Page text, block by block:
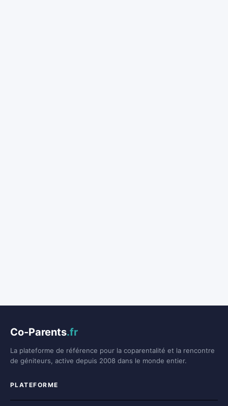
Co-Parents.fr
La plateforme de référence pour la coparentalité et la rencontre
de géniteurs, active depuis 2008 dans le monde entier.
PLATEFORME